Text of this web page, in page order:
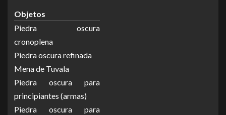
Objetos
Piedra oscura
cronoplena
Piedra oscura refinada
Mena de Tuvala
Piedra oscura para
principiantes (armas)
Piedra oscura para